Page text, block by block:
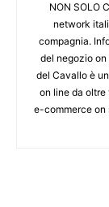
NON SOLO
network
compagnia.
del negozio
del Cavallo è
on line da oltre
e-commerce